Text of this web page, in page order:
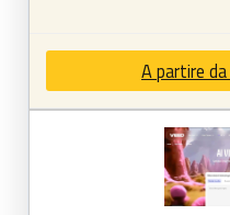
A partire